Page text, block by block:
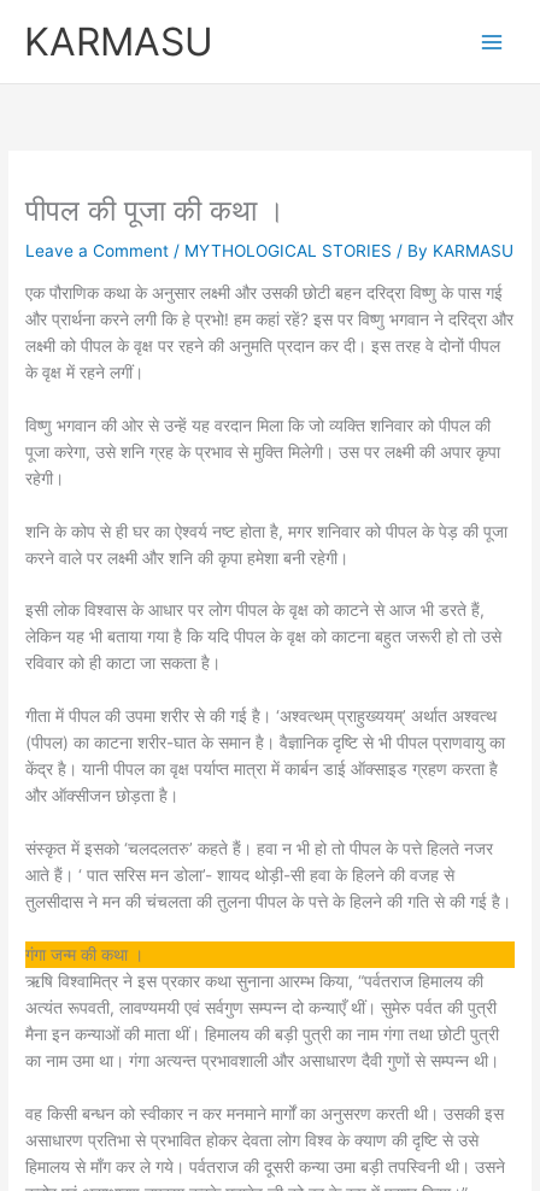
KARMASU
पीपल की पूजा की कथा ।
Leave a Comment / MYTHOLOGICAL STORIES / By KARMASU
एक पौराणिक कथा के अनुसार लक्ष्मी और उसकी छोटी बहन दरिद्रा विष्णु के पास गई
और प्रार्थना करने लगी कि हे प्रभो! हम कहां रहें? इस पर विष्णु भगवान ने दरिद्रा और
लक्ष्मी को पीपल के वृक्ष पर रहने की अनुमति प्रदान कर दी। इस तरह वे दोनों पीपल
के वृक्ष में रहने लगीं।
विष्णु भगवान की ओर से उन्हें यह वरदान मिला कि जो व्यक्ति शनिवार को पीपल की
पूजा करेगा, उसे शनि ग्रह के प्रभाव से मुक्ति मिलेगी। उस पर लक्ष्मी की अपार कृपा
रहेगी।
शनि के कोप से ही घर का ऐश्वर्य नष्ट होता है, मगर शनिवार को पीपल के पेड़ की पूजा
करने वाले पर लक्ष्मी और शनि की कृपा हमेशा बनी रहेगी।
इसी लोक विश्वास के आधार पर लोग पीपल के वृक्ष को काटने से आज भी डरते हैं,
लेकिन यह भी बताया गया है कि यदि पीपल के वृक्ष को काटना बहुत जरूरी हो तो उसे
रविवार को ही काटा जा सकता है।
गीता में पीपल की उपमा शरीर से की गई है। ‘अश्वत्थम् प्राहुख्‍ययम्’ अर्थात अश्वत्‍थ
(पीपल) का काटना शरीर-घात के समान है। वैज्ञानिक दृष्टि से भी पीपल प्राणवायु का
केंद्र है। यानी पीपल का वृक्ष पर्याप्त मात्रा में कार्बन डाई ऑक्साइड ग्रहण करता है
और ऑक्सीजन छोड़ता है।
संस्कृत में इसको ‘चलदलतरु’ कहते हैं। हवा न भी हो तो पीपल के पत्ते हिलते नजर
आते हैं। ‘ पात सरिस मन डोला’- शायद थोड़ी-सी हवा के हिलने की वजह से
तुलसीदास ने मन की चंचलता की तुलना पीपल के पत्ते के हिलने की गति से की गई है।
गंगा जन्म की कथा ।
ऋषि विश्वामित्र ने इस प्रकार कथा सुनाना आरम्भ किया, “पर्वतराज हिमालय की
अत्यंत रूपवती, लावण्यमयी एवं सर्वगुण सम्पन्न दो कन्याएँ थीं। सुमेरु पर्वत की पुत्री
मैना इन कन्याओं की माता थीं। हिमालय की बड़ी पुत्री का नाम गंगा तथा छोटी पुत्री
का नाम उमा था। गंगा अत्यन्त प्रभावशाली और असाधारण दैवी गुणों से सम्पन्न थी।
वह किसी बन्धन को स्वीकार न कर मनमाने मार्गों का अनुसरण करती थी। उसकी इस
असाधारण प्रतिभा से प्रभावित होकर देवता लोग विश्व के क्याण की दृष्टि से उसे
हिमालय से माँग कर ले गये। पर्वतराज की दूसरी कन्या उमा बड़ी तपस्विनी थी। उसने